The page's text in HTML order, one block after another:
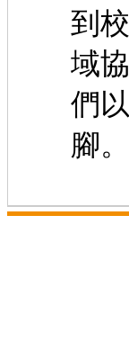
到
域
們
腳。